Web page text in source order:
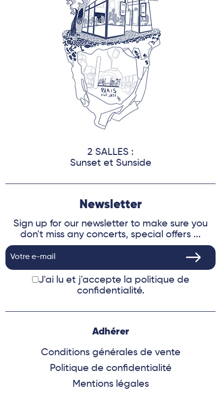
2 SALLES :
Sunset et Sunside
Newsletter
Sign up for our newsletter to make sure you
don't miss any concerts, special offers ...
J'ai lu et j'accepte la politique de
confidentialité.
Adhérer
Conditions générales de vente
Politique de confidentialité
Mentions légales